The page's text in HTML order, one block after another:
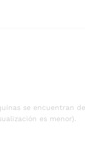
se encuentran
es menor).